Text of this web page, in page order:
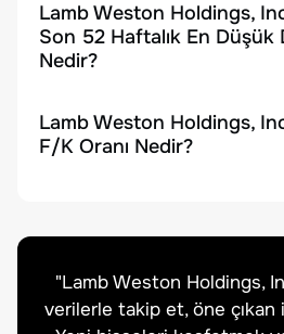
Lamb Weston Holdings,
Son 52 Haftalık En Düşük
Nedir?
Lamb Weston Holdings,
F/K Oranı Nedir?
"Lamb Weston Holdings,
verilerle takip et, öne